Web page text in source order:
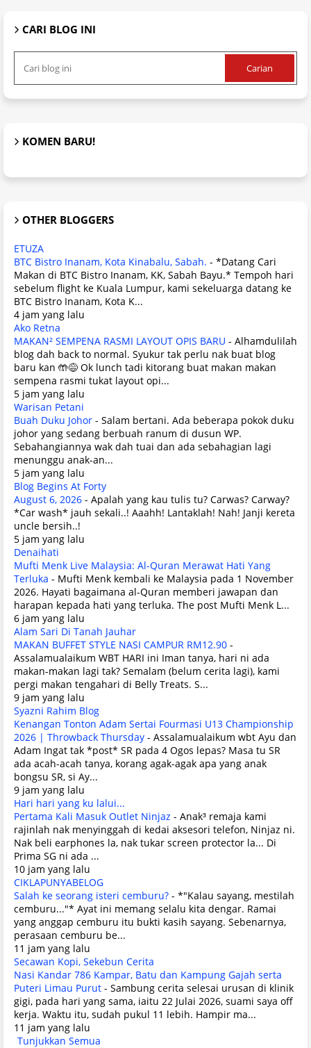
CARI BLOG INI
KOMEN BARU!
OTHER BLOGGERS
ETUZA
BTC Bistro Inanam, Kota Kinabalu, Sabah. - *Datang Cari
Makan di BTC Bistro Inanam, KK, Sabah Bayu.* Tempoh hari
sebelum flight ke Kuala Lumpur, kami sekeluarga datang ke
BTC Bistro Inanam, Kota K...
4 jam yang lalu
Ako Retna
MAKAN² SEMPENA RASMI LAYOUT OPIS BARU - Alhamdulilah
blog dah back to normal. Syukur tak perlu nak buat blog
baru kan 🤲😅 Ok lunch tadi kitorang buat makan makan
sempena rasmi tukat layout opi...
5 jam yang lalu
Warisan Petani
Buah Duku Johor - Salam bertani. Ada beberapa pokok duku
johor yang sedang berbuah ranum di dusun WP.
Sebahangiannya wak dah tuai dan ada sebahagian lagi
menunggu anak-an...
5 jam yang lalu
Blog Begins At Forty
August 6, 2026 - Apalah yang kau tulis tu? Carwas? Carway?
*Car wash* jauh sekali..! Aaahh! Lantaklah! Nah! Janji kereta
uncle bersih..!
5 jam yang lalu
Denaihati
Mufti Menk Live Malaysia: Al-Quran Merawat Hati Yang
Terluka - Mufti Menk kembali ke Malaysia pada 1 November
2026. Hayati bagaimana al-Quran memberi jawapan dan
harapan kepada hati yang terluka. The post Mufti Menk L...
6 jam yang lalu
Alam Sari Di Tanah Jauhar
MAKAN BUFFET STYLE NASI CAMPUR RM12.90 -
Assalamualaikum WBT HARI ini Iman tanya, hari ni ada
makan-makan lagi tak? Semalam (belum cerita lagi), kami
pergi makan tengahari di Belly Treats. S...
9 jam yang lalu
Syazni Rahim Blog
Kenangan Tonton Adam Sertai Fourmasi U13 Championship
2026 | Throwback Thursday - Assalamualaikum wbt Ayu dan
Adam Ingat tak *post* SR pada 4 Ogos lepas? Masa tu SR
ada acah-acah tanya, korang agak-agak apa yang anak
bongsu SR, si Ay...
9 jam yang lalu
Hari hari yang ku lalui...
Pertama Kali Masuk Outlet Ninjaz - Anak³ remaja kami
rajinlah nak menyinggah di kedai aksesori telefon, Ninjaz ni.
Nak beli earphones la, nak tukar screen protector la... Di
Prima SG ni ada ...
10 jam yang lalu
CIKLAPUNYABELOG
Salah ke seorang isteri cemburu? - *"Kalau sayang, mestilah
cemburu..."* Ayat ini memang selalu kita dengar. Ramai
yang anggap cemburu itu bukti kasih sayang. Sebenarnya,
perasaan cemburu be...
11 jam yang lalu
Secawan Kopi, Sekebun Cerita
Nasi Kandar 786 Kampar, Batu dan Kampung Gajah serta
Puteri Limau Purut - Sambung cerita selesai urusan di klinik
gigi, pada hari yang sama, iaitu 22 Julai 2026, suami saya off
kerja. Waktu itu, sudah pukul 11 lebih. Hampir ma...
11 jam yang lalu
Tunjukkan Semua